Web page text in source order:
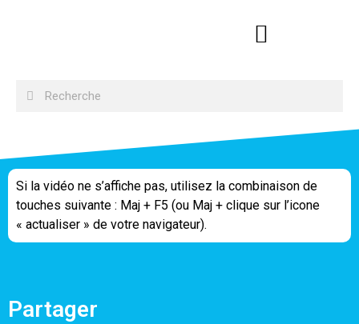
Si la vidéo ne s’affiche pas, utilisez la combinaison de
touches suivante : Maj + F5 (ou Maj + clique sur l’icone
« actualiser » de votre navigateur).
Partager